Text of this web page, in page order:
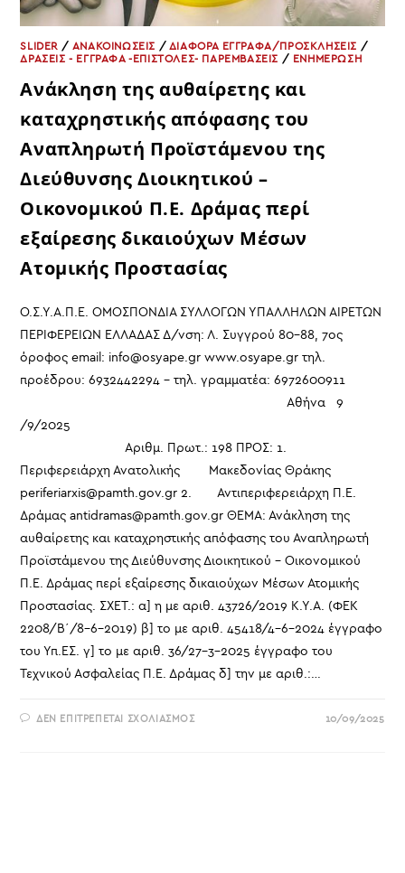
SLIDER / ΑΝΑΚΟΙΝΩΣΕΙΣ / ΔΙΑΦΟΡΑ ΕΓΓΡΑΦΑ/ΠΡΟΣΚΛΗΣΕΙΣ /
ΔΡΑΣΕΙΣ - ΕΓΓΡΑΦΑ -ΕΠΙΣΤΟΛΕΣ- ΠΑΡΕΜΒΑΣΕΙΣ / ΕΝΗΜΕΡΩΣΗ
Ανάκληση της αυθαίρετης και
καταχρηστικής απόφασης του
Αναπληρωτή Προϊστάμενου της
Διεύθυνσης Διοικητικού –
Οικονομικού Π.Ε. Δράμας περί
εξαίρεσης δικαιούχων Μέσων
Ατομικής Προστασίας
Ο.Σ.Υ.Α.Π.Ε. ΟΜΟΣΠΟΝΔΙΑ ΣΥΛΛΟΓΩΝ ΥΠΑΛΛΗΛΩΝ ΑΙΡΕΤΩΝ
ΠΕΡΙΦΕΡΕΙΩΝ ΕΛΛΑΔΑΣ Δ/νση: Λ. Συγγρού 80-88, 7ος
όροφος email: info@osyape.gr www.osyape.gr τηλ.
προέδρου: 6932442294 – τηλ. γραμματέα: 6972600911
Αθήνα 9
/9/2025
Αριθμ. Πρωτ.: 198 ΠΡΟΣ: 1.
Περιφερειάρχη Ανατολικής Μακεδονίας Θράκης
periferiarxis@pamth.gov.gr 2. Αντιπεριφερειάρχη Π.Ε.
Δράμας antidramas@pamth.gov.gr ΘΕΜΑ: Ανάκληση της
αυθαίρετης και καταχρηστικής απόφασης του Αναπληρωτή
Προϊστάμενου της Διεύθυνσης Διοικητικού – Οικονομικού
Π.Ε. Δράμας περί εξαίρεσης δικαιούχων Μέσων Ατομικής
Προστασίας. ΣΧΕΤ.: α] η με αριθ. 43726/2019 Κ.Υ.Α. (ΦΕΚ
2208/Β΄/8-6-2019) β] το με αριθ. 45418/4-6-2024 έγγραφο
του Υπ.ΕΣ. γ] το με αριθ. 36/27-3-2025 έγγραφο του
Τεχνικού Ασφαλείας Π.Ε. Δράμας δ] την με αριθ.:…
ΔΕΝ ΕΠΙΤΡΈΠΕΤΑΙ ΣΧΟΛΙΑΣΜΌΣΣΤΟ 10/09/2025